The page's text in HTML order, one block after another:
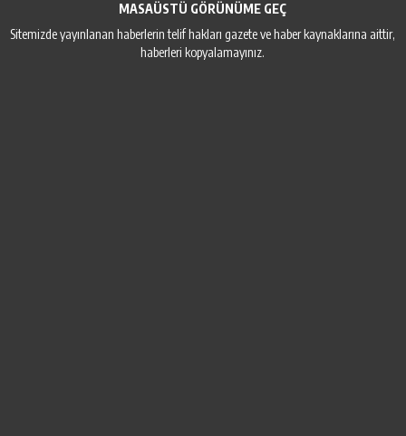
MASAÜSTÜ GÖRÜNÜME GEÇ
Sitemizde yayınlanan haberlerin telif hakları gazete ve haber kaynaklarına aittir,
haberleri kopyalamayınız.